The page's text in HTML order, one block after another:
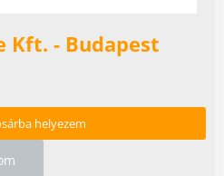
Kft. - Budapest
helyezem